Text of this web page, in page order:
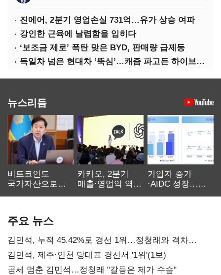
진에어, 2분기 영업손실 731억…유가 상승 여파
강인한 근육에 날렵함을 입히다
‘보조금 제로’ 폭탄 맞은 BYD, 판매량 급제동
독일차 넘은 현대차 ‘뚝심’…캐즘 파고든 하이브리드 역전극
뉴스리듬
비트코인도
국가자산으로…'
카카오, 2분기
매출·영업익 역대
가입자 증가
·AIDC 성장…
주요 뉴스
김민석, 누적 45.42%로 경선 1위…정청래와 격차
0.86%p(2보)
김민석, 제주·인천 당대표 경선서 '1위'(1보)
공세 멈춘 김민석…정청래 "갈등은 제가 수습"